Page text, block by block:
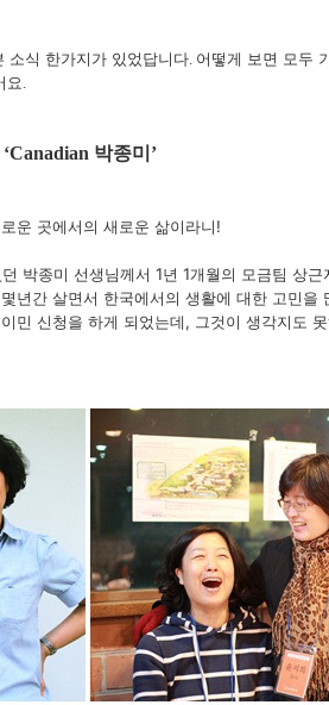
소식 한가지가 있었답니다. 어떻게 보면 모두
요 .
‘Canadian 박종미’
운 곳에서의 새로운 삶이라니!
박종미 선생님께서 1년 1개월의 모금팀 상
년간 살면서 한국에서의 생활에 대한 고민을
민 신청을 하게 되었는데, 그것이 생각지도